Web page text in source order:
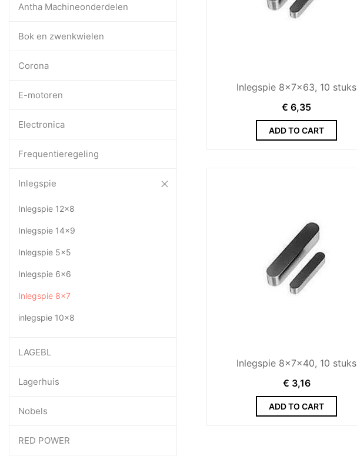
Antha Machineonderdelen
Bok en zwenkwielen
Corona
E-motoren
Electronica
Frequentieregeling
Inlegspie
Inlegspie 12x8
Inlegspie 14x9
Inlegspie 5x5
Inlegspie 6x6
Inlegspie 8x7
inlegspie 10x8
LAGEBL
Lagerhuis
Nobels
RED POWER
Inlegspie 8x7x63, 10 stuks
€ 6,35
ADD TO CART
Inlegspie 8x7x40, 10 stuks
€ 3,16
ADD TO CART